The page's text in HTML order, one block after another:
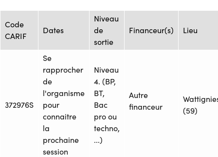
Code
CARIF
Dates
Niveau
de
sortie
Financeur(s) Lieu
372976S
Se
rapprocher
de
l'organisme
pour
connaitre
la
prochaine
session
Niveau
4. (BP,
BT,
Bac
pro ou
techno,
...)
Autre
financeur
(59)